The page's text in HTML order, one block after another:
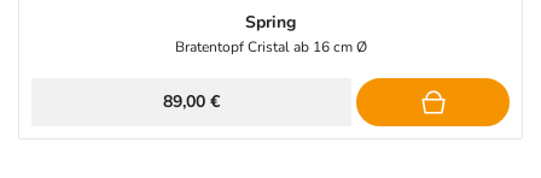
Spring
Bratentopf Cristal ab 16 cm Ø
89,00 €